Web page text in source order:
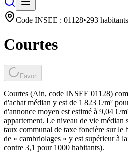
Code INSEE : 01128•293 habitants
Courtes
Favori
Courtes (Ain, code INSEE 01128)
d'achat médian y est de 1 823 €/m²
d'annonce moyen est estimé à 9,04 €/
appartement. Le niveau de vie médian
taux communal de taxe foncière sur le
de « cambriolages » y est supérieur à
contre 3,1 pour 1000 habitants).